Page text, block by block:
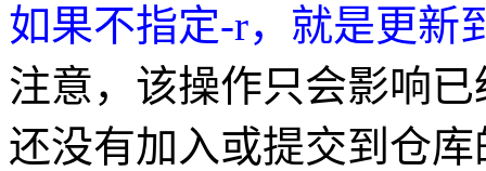
如果不指定-r，就是更新
注意，该操作只会影响
还没有加入或提交到仓